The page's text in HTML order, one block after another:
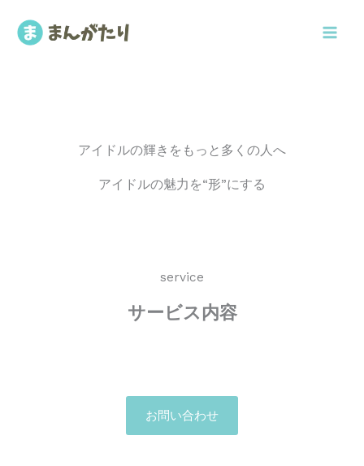
アイドルの輝きをもっと多くの人へ
アイドルの魅力を“形”にする
service
サービス内容
お問い合わせ